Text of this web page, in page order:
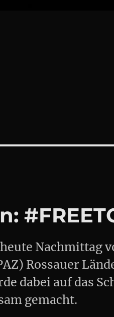
Nachmittag
Rossauer
dabei auf das
gemacht.